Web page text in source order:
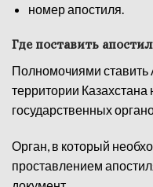
номер апостиля.
Где поставить
Полномочиями ставить
территории
государственных
Орган, в который
проставлением